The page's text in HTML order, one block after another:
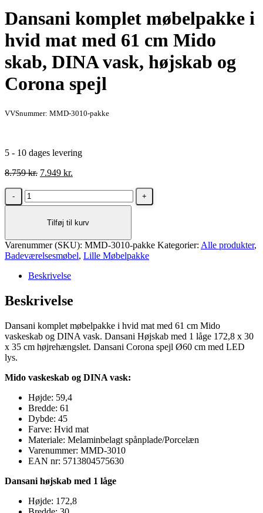
Dansani komplet møbelpakke i
hvid mat med 61 cm Mido
skab, DINA vask, højskab og
Corona spejl
VVSnummer: MMD-3010-pakke
5 - 10 dages levering
8.759kr. Den
pris
var:
7.949 kr.
pris
er:
Dansani
komplet
mat
med
cm
skab,
DINA
højskab
og
Corona
antal
Tilføj til kurv
Varenummer (SKU): MMD-3010-pakke Kategorier: Alle produkter,
Badeværelsesmøbel, Lille Møbelpakke
Beskrivelse
Beskrivelse
Dansani komplet møbelpakke i hvid mat med 61 cm Mido
vaskeskab og DINA vask. Dansani Højskab med 1 låge 172,8 x 30
x 35 cm højrehængslet. Dansani Corona spejl Ø60 cm med LED
lys.
Mido vaskeskab og DINA vask:
Højde: 59,4
Bredde: 61
Dybde: 45
Farve: Hvid mat
Materiale: Melaminbelagt spånplade/Porcelæn
Varenummer: MMD-3010
EAN nr: 5713804575630
Dansani højskab med 1 låge
Højde: 172,8